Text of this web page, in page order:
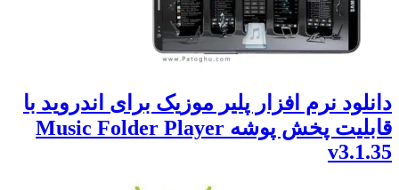
نرم افزار پلیر موزیک برای اندروید با
قابلیت پخش پوشه Music Folder Player